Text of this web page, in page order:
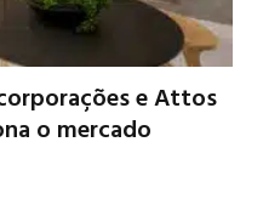
e Attos
o mercado